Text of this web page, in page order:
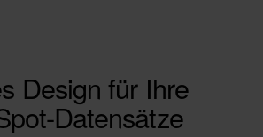
Design für Ihre
Datensätze